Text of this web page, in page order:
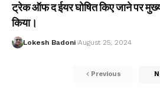
ट्रेक ऑफ द ईयर घोषित किए जाने पर
किया।
Lokesh Badoni August 25, 2024
Previous